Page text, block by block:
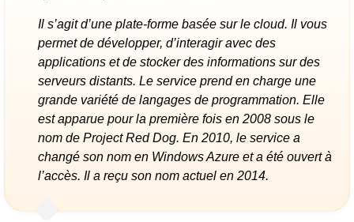
Il s’agit d’une plate-forme basée sur le cloud. Il vous
permet de développer, d’interagir avec des
applications et de stocker des informations sur des
serveurs distants. Le service prend en charge une
grande variété de langages de programmation. Elle
est apparue pour la première fois en 2008 sous le
nom de Project Red Dog. En 2010, le service a
changé son nom en Windows Azure et a été ouvert à
l’accès. Il a reçu son nom actuel en 2014.